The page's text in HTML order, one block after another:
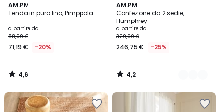
AM.PM
Tenda in puro lino, Pimppola
a partire da
88,99 €
71,19 € -20%
4,6
/ 5
4,6
/
AM.PM
Confezione da 2 sedie,
Humphrey
a partire da
329,00 €
246,75 € -25%
4,2
/ 5
2
Colori
4,2
/